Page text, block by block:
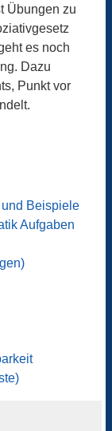
Übungen zu
es noch
Dazu
Punkt vor
Beispiele
Aufgaben